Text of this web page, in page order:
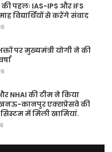
पहलः IAS-IPS और IFS
विद्यार्थियों से करेंगे संवाद
पर मुख्यमंत्री योगी ने की
NHAI की टीम ने किया
कानपुर एक्सप्रेसवे की
में मिली खामियां.